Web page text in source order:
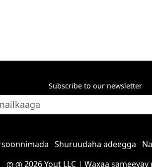
Subscribe to our newsletter
Shuruudaha adeegga
2026 Yout LLC | Waxaa sameeyay